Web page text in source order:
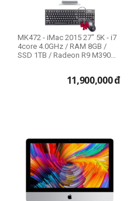
MK472 - iMac 2015 27" 5K - i7
4core 4.0GHz / RAM 8GB /
SSD 1TB / Radeon R9 M390
11,900,000đ